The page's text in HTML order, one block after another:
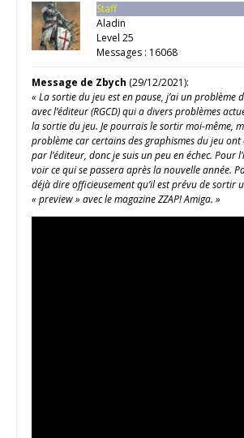
Staff
Aladin
Level 25
Messages : 16068
Message de Zbych (29/12/2021):
« La sortie du jeu est en pause, j’ai un problème
avec l’éditeur (RGCD) qui a divers problèmes
la sortie du jeu. Je pourrais le sortir moi-même,
problème car certains des graphismes du jeu
par l’éditeur, donc je suis un peu en échec. Pour
voir ce qui se passera après la nouvelle année.
déjà dire officieusement qu’il est prévu de sortir
« preview » avec le magazine ZZAP! Amiga. »